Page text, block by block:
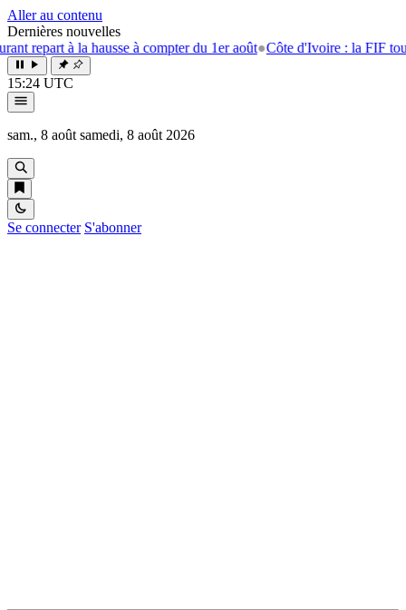
Aller au contenu
Dernières nouvelles
la hausse à compter du 1er août●Côte d'Ivoire : la FIF tourne la page
15:24 UTC
sam., 8 août samedi, 8 août 2026
Se connecter S'abonner